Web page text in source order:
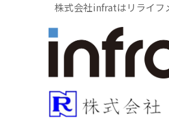
株式会社infratはリライフ